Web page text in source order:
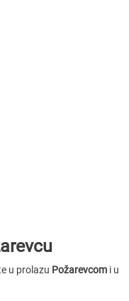
u prolazu Požarevcom i u